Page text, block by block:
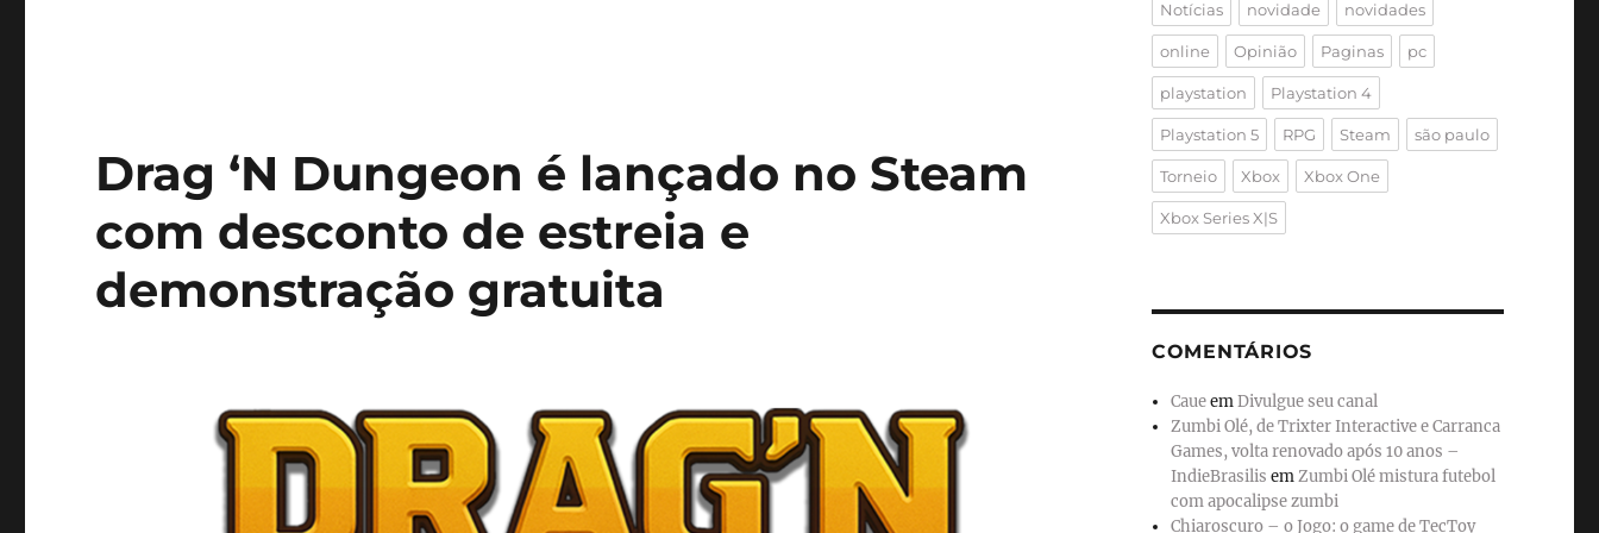
Drag ‘N Dungeon é lançado no Steam
com desconto de estreia e
demonstração gratuita
Notícias novidade novidades
online Opinião Paginas pc
playstation Playstation 4
Playstation 5 RPG Steam são paulo
Torneio Xbox Xbox One
Xbox Series X|S
COMENTÁRIOS
CaueemDivulgue seu canal
Zumbi Olé, de Trixter Interactive e Carranca
Games, volta renovado após 10 anos –
IndieBrasilis emZumbi Olé mistura futebol
com apocalipse zumbi
Chiaroscuro – o Jogo: o game de TecToy